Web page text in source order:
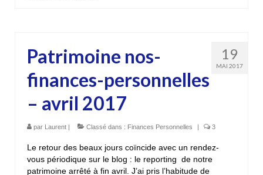
19
MAI 2017
Patrimoine nos-
finances-personnelles
– avril 2017
par Laurent | Classé dans : Finances Personnelles | 3
Le retour des beaux jours coïncide avec un rendez-
vous périodique sur le blog : le reporting de notre
patrimoine arrêté à fin avril. J’ai pris l’habitude de